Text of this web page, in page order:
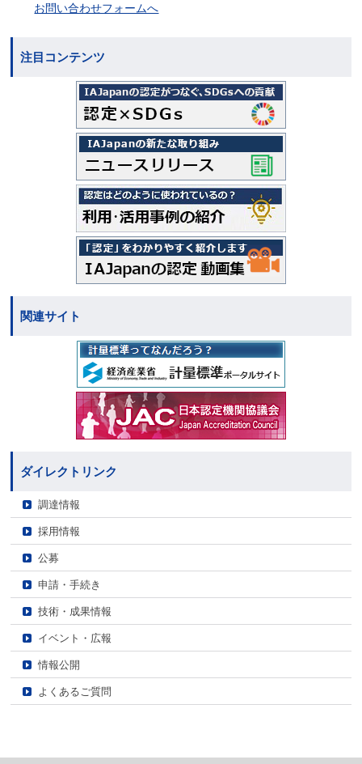
お問い合わせフォームへ
注目コンテンツ
関連サイト
ダイレクトリンク
調達情報
採用情報
公募
申請・手続き
技術・成果情報
イベント・広報
情報公開
よくあるご質問